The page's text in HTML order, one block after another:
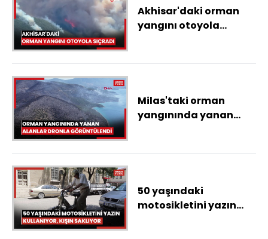
Akhisar'daki orman
yangını otoyola
Milas'taki orman
yangınında yanan
50 yaşındaki
motosikletini yazın